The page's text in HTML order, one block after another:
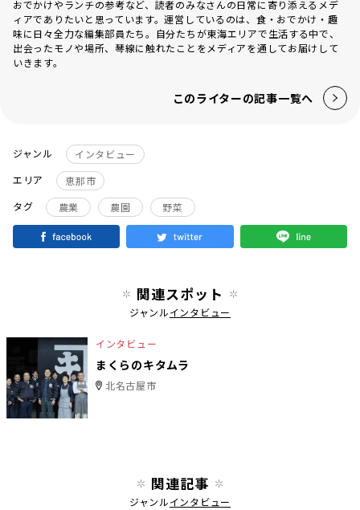
おでかけやランチの参考など、読者のみなさんの日常に寄り添えるメデ
ィアでありたいと思っています。運営しているのは、食・おでかけ・趣
味に日々全力な編集部員たち。自分たちが東海エリアで生活する中で、
出会ったモノや場所、琴線に触れたことをメディアを通してお届けして
いきます。
このライターの記事一覧へ
ジャンル
インタビュー
エリア
恵那市
タグ
農業 農園 野菜
関連スポット
ジャンルインタビュー
インタビュー
まくらのキタムラ
北名古屋市
関連記事
ジャンルインタビュー